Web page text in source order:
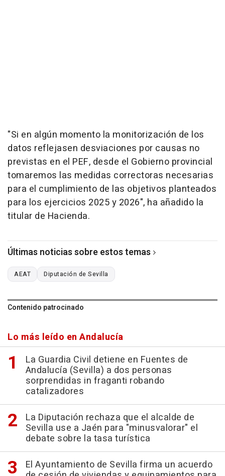
"Si en algún momento la monitorización de los
datos reflejasen desviaciones por causas no
previstas en el PEF, desde el Gobierno provincial
tomaremos las medidas correctoras necesarias
para el cumplimiento de las objetivos planteados
para los ejercicios 2025 y 2026", ha añadido la
titular de Hacienda.
Últimas noticias sobre estos temas
AEAT Diputación de Sevilla
Contenido patrocinado
Lo más leído en Andalucía
La Guardia Civil detiene en Fuentes de
Andalucía (Sevilla) a dos personas
sorprendidas in fraganti robando
catalizadores
La Diputación rechaza que el alcalde de
Sevilla use a Jaén para "minusvalorar" el
debate sobre la tasa turística
El Ayuntamiento de Sevilla firma un acuerdo